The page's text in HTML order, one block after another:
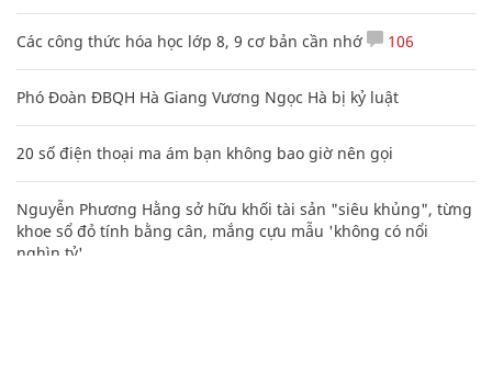
Các công thức hóa học lớp 8, 9 cơ bản cần nhớ 106
Phó Đoàn ĐBQH Hà Giang Vương Ngọc Hà bị kỷ luật
20 số điện thoại ma ám bạn không bao giờ nên gọi
Nguyễn Phương Hằng sở hữu khối tài sản "siêu khủng", từng
khoe sổ đỏ tính bằng cân, mắng cựu mẫu 'không có nổi
nghìn tỷ'